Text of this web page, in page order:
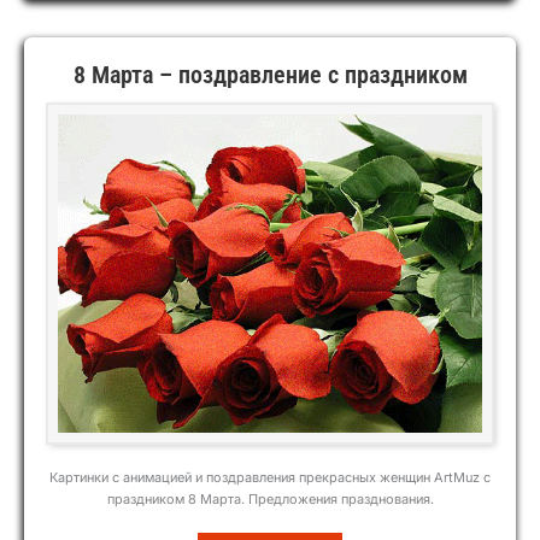
8 Марта – поздравление с праздником
Картинки с анимацией и поздравления прекрасных женщин ArtMuz с
праздником 8 Марта. Предложения празднования.